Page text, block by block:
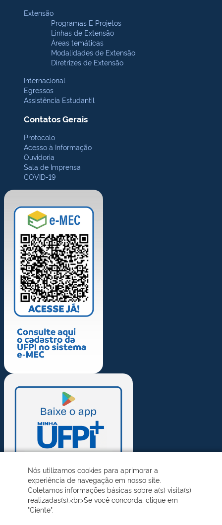
Extensão
Programas E Projetos
Linhas de Extensão
Áreas temáticas
Modalidades de Extensão
Diretrizes de Extensão
Internacional
Egressos
Assistência Estudantil
Contatos Gerais
Protocolo
Acesso à Informação
Ouvidoria
Sala de Imprensa
COVID-19
Nós utilizamos cookies para aprimorar a
experiência de navegação em nosso site.
Coletamos informações básicas sobre a(s) visita(s)
realizadas(s).<br>Se você concorda, clique em
"Ciente".